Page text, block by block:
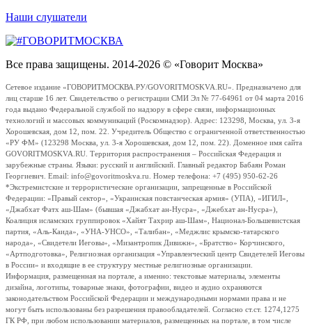
Наши слушатели
Все права защищены. 2014-2026 © «Говорит Москва»
Сетевое издание «ГОВОРИТМОСКВА.РУ/GOVORITMOSKVA.RU». Предназначено для
лиц старше 16 лет. Свидетельство о регистрации СМИ Эл № 77-64961 от 04 марта 2016
года выдано Федеральной службой по надзору в сфере связи, информационных
технологий и массовых коммуникаций (Роскомнадзор). Адрес: 123298, Москва, ул. 3-я
Хорошевская, дом 12, пом. 22. Учредитель Общество с ограниченной ответственностью
«РУ ФМ» (123298 Москва, ул. 3-я Хорошевская, дом 12, пом. 22). Доменное имя сайта
GOVORITMOSKVA.RU. Территория распространения – Российская Федерация и
зарубежные страны. Языки: русский и английский. Главный редактор Бабаян Роман
Георгиевич. Email: info@govoritmoskva.ru. Номер телефона: +7 (495) 950-62-26
*Экстремистские и террористические организации, запрещенные в Российской
Федерации: «Правый сектор», «Украинская повстанческая армия» (УПА), «ИГИЛ»,
«Джабхат Фатх аш-Шам» (бывшая «Джабхат ан-Нусра», «Джебхат ан-Нусра»),
Коалиция исламских группировок «Хайят Тахрир аш-Шам», Национал-Большевистская
партия, «Аль-Каида», «УНА-УНСО», «Талибан», «Меджлис крымско-татарского
народа», «Свидетели Иеговы», «Мизантропик Дивижн», «Братство» Корчинского,
«Артподготовка», Религиозная организация «Управленческий центр Свидетелей Иеговы
в России» и входящие в ее структуру местные религиозные организации.
Информация, размещенная на портале, а именно: текстовые материалы, элементы
дизайна, логотипы, товарные знаки, фотографии, видео и аудио охраняются
законодательством Российской Федерации и международными нормами права и не
могут быть использованы без разрешения правообладателей. Согласно ст.ст. 1274,1275
ГК РФ, при любом использовании материалов, размещенных на портале, в том числе